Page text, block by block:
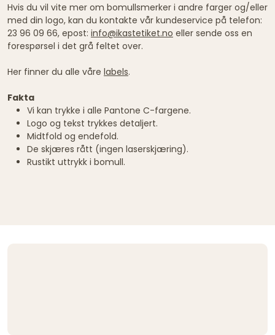
Hvis du vil vite mer om bomullsmerker i andre farger og/eller
med din logo, kan du kontakte vår kundeservice på telefon:
23 96 09 66, epost: info@ikastetiket.no eller sende oss en
forespørsel i det grå feltet over.
Her finner du alle våre labels.
Fakta
Vi kan trykke i alle Pantone C-fargene.
Logo og tekst trykkes detaljert.
Midtfold og endefold.
De skjæres rått (ingen laserskjæring).
Rustikt uttrykk i bomull.